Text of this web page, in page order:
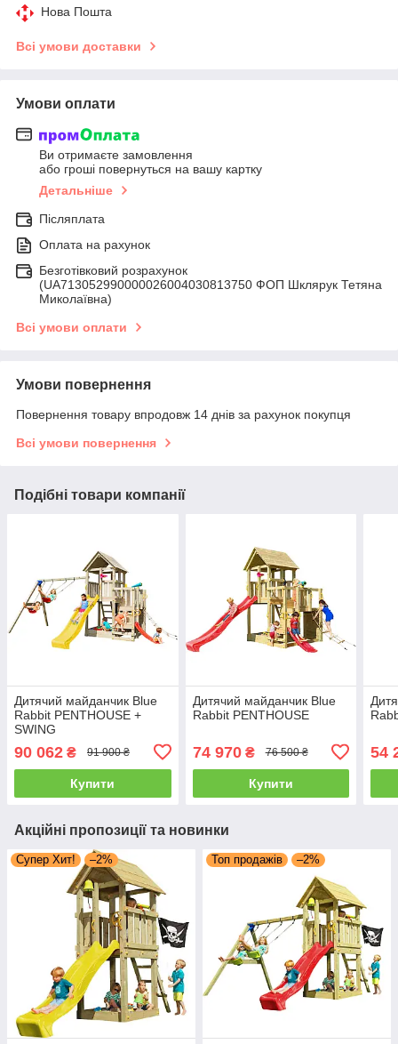
Нова Пошта
Всі умови доставки
Умови оплати
Ви отримаєте замовлення
або гроші повернуться на вашу картку
Детальніше
Післяплата
Оплата на рахунок
Безготівковий розрахунок
(UA713052990000026004030813750 ФОП Шклярук Тетяна
Миколаївна)
Всі умови оплати
Умови повернення
Повернення товару впродовж 14 днів за рахунок покупця
Всі умови повернення
Подібні товари компанії
Дитячий майданчик Blue
Rabbit PENTHOUSE +
SWING
90 062 ₴ 91 900 ₴
Купити
Дитячий майданчик Blue
Rabbit PENTHOUSE
74 970₴ 76 500 ₴
Купити
54
Акційні пропозиції та новинки
Супер Хит! –2% Топ продажів –2%